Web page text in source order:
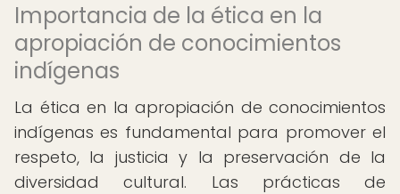
Importancia de la ética en la
apropiación de conocimientos
indígenas
La ética en la apropiación de conocimientos
indígenas es fundamental para promover el
respeto, la justicia y la preservación de la
diversidad cultural. Las prácticas de